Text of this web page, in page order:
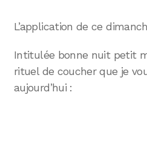
L’application de ce
Intitulée bonne nuit petit
rituel de coucher que je
aujourd’hui :